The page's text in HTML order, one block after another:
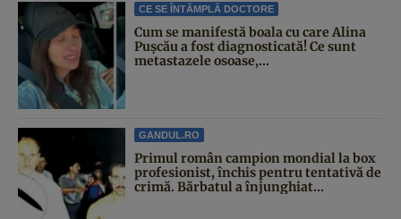
CE SE ÎNTÂMPLĂ DOCTORE
Cum se manifestă boala cu care Alina
Pușcău a fost diagnosticată! Ce sunt
metastazele osoase,...
GANDUL.RO
Primul român campion mondial la box
profesionist, închis pentru tentativă de
crimă. Bărbatul a înjunghiat...